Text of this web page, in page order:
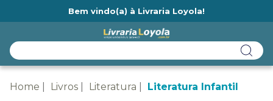
Bem vindo(a) à Livraria Loyola!
Home Livros Literatura Literatura Infantil